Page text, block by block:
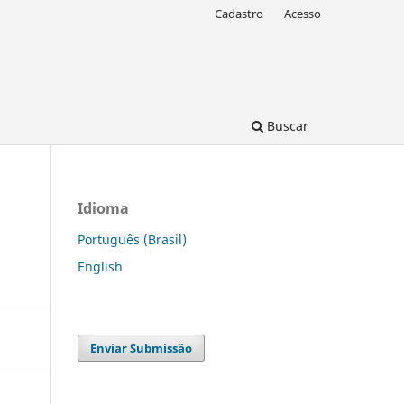
Buscar
Cadastro Acesso
Idioma
Português (Brasil)
English
Enviar Submissão